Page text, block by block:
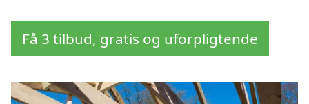
Få 3 tilbud, gratis og uforpligtende